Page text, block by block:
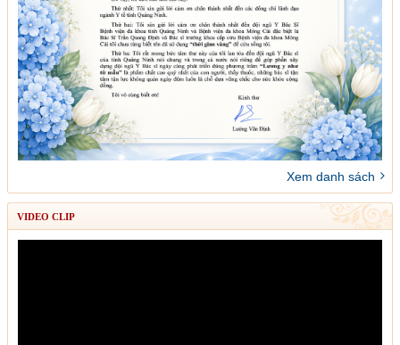
Xem danh sách
VIDEO CLIP